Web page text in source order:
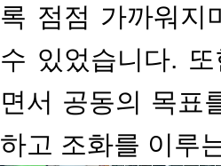
록 점점 가까워지
수 있었습니다.
면서 공동의 목표
하고 조화를 이루